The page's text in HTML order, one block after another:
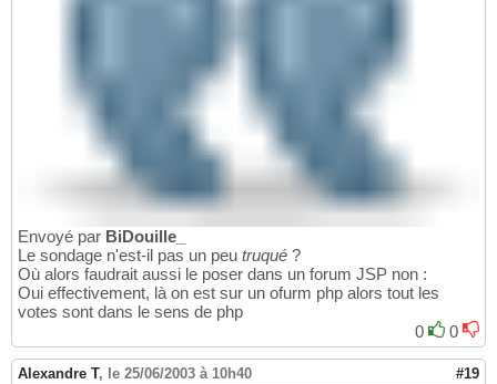
Envoyé par BiDouille_
Le sondage n'est-il pas un peu truqué ?
Où alors faudrait aussi le poser dans un forum JSP non :
Oui effectivement, là on est sur un ofurm php alors tout les
votes sont dans le sens de php
0
0
Alexandre T, le 25/06/2003 à 10h40 #19